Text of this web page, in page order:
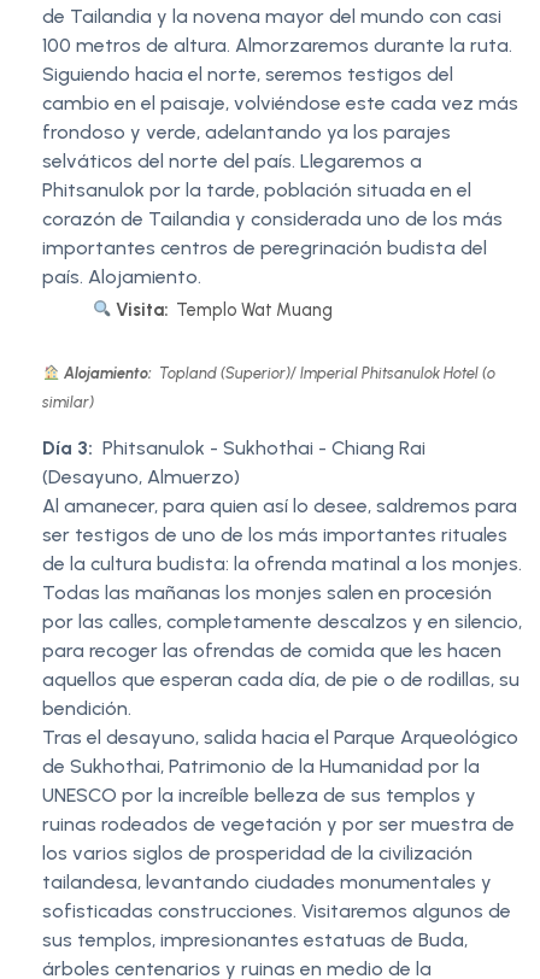
de Tailandia y la novena mayor del mundo con casi
100 metros de altura. Almorzaremos durante la ruta.
Siguiendo hacia el norte, seremos testigos del
cambio en el paisaje, volviéndose este cada vez más
frondoso y verde, adelantando ya los parajes
selváticos del norte del país. Llegaremos a
Phitsanulok por la tarde, población situada en el
corazón de Tailandia y considerada uno de los más
importantes centros de peregrinación budista del
país. Alojamiento.
Visita: Templo Wat Muang
Alojamiento: Topland (Superior)/ Imperial Phitsanulok Hotel (o
similar)
Día 3: Phitsanulok - Sukhothai - Chiang Rai
(Desayuno, Almuerzo)
Al amanecer, para quien así lo desee, saldremos para
ser testigos de uno de los más importantes rituales
de la cultura budista: la ofrenda matinal a los monjes.
Todas las mañanas los monjes salen en procesión
por las calles, completamente descalzos y en silencio,
para recoger las ofrendas de comida que les hacen
aquellos que esperan cada día, de pie o de rodillas, su
bendición.
Tras el desayuno, salida hacia el Parque Arqueológico
de Sukhothai, Patrimonio de la Humanidad por la
UNESCO por la increíble belleza de sus templos y
ruinas rodeados de vegetación y por ser muestra de
los varios siglos de prosperidad de la civilización
tailandesa, levantando ciudades monumentales y
sofisticadas construcciones. Visitaremos algunos de
sus templos, impresionantes estatuas de Buda,
árboles centenarios y ruinas en medio de la